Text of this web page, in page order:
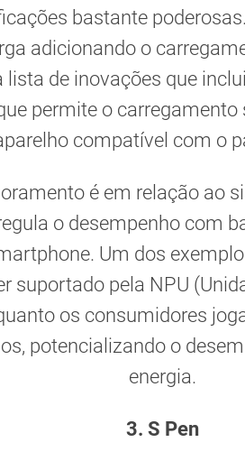
bastante
adicionando o
lista de inovações que
permite o
compatível com o
é em relação ao
o desempenho com
Um dos
suportado pela NPU
os consumidores
potencializando o
energia.
3. S Pen